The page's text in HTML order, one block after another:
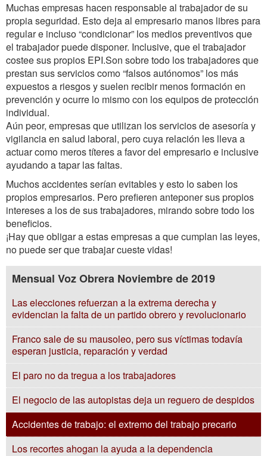
Muchas empresas hacen responsable al trabajador de su
propia seguridad. Esto deja al empresario manos libres para
regular e incluso “condicionar” los medios preventivos que
el trabajador puede disponer. Inclusive, que el trabajador
costee sus propios EPI.Son sobre todo los trabajadores que
prestan sus servicios como “falsos autónomos” los más
expuestos a riesgos y suelen recibir menos formación en
prevención y ocurre lo mismo con los equipos de protección
individual.
Aún peor, empresas que utilizan los servicios de asesoría y
vigilancia en salud laboral, pero cuya relación les lleva a
actuar como meros títeres a favor del empresario e inclusive
ayudando a tapar las faltas.
Muchos accidentes serían evitables y esto lo saben los
propios empresarios. Pero prefieren anteponer sus propios
intereses a los de sus trabajadores, mirando sobre todo los
beneficios.
¡Hay que obligar a estas empresas a que cumplan las leyes,
no puede ser que trabajar cueste vidas!
Mensual Voz Obrera Noviembre de 2019
Las elecciones refuerzan a la extrema derecha y
evidencian la falta de un partido obrero y revolucionario
Franco sale de su mausoleo, pero sus víctimas todavía
esperan justicia, reparación y verdad
El paro no da tregua a los trabajadores
El negocio de las autopistas deja un reguero de despidos
Accidentes de trabajo: el extremo del trabajo precario
Los recortes ahogan la ayuda a la dependencia